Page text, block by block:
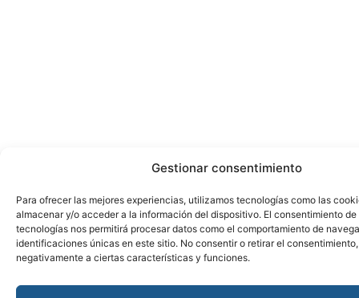
Gestionar consentimiento
Para ofrecer las mejores experiencias, utilizamos tecnologías como las
almacenar y/o acceder a la información del dispositivo. El consentimiento de
tecnologías nos permitirá procesar datos como el comportamiento de
identificaciones únicas en este sitio. No consentir o retirar el
negativamente a ciertas características y funciones.